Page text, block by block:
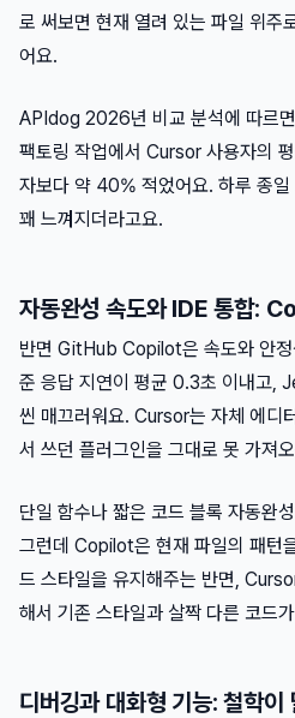
로 써보면 현재 열려 있는 파일 위주
어요.
APIdog 2026년 비교 분석에 따르
팩토링 작업에서 Cursor 사용자의
자보다 약 40% 적었어요. 하루 종일
꽤 느껴지더라고요.
자동완성 속도와 IDE 통합:
반면 GitHub Copilot은 속도와 안
준 응답 지연이 평균 0.3초 이내고,
씬 매끄러워요. Cursor는 자체 에디
서 쓰던 플러그인을 그대로 못 가져
단일 함수나 짧은 코드 블록 자동완
그런데 Copilot은 현재 파일의 패턴
드 스타일을 유지해주는 반면,
해서 기존 스타일과 살짝 다른 코드
디버깅과 대화형 기능: 철학이